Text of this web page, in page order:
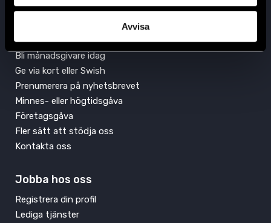
Avvisa
Bli månadsgivare idag
Ge via kort eller Swish
Prenumerera på nyhetsbrevet
Minnes- eller högtidsgåva
Företagsgåva
Fler sätt att stödja oss
Kontakta oss
Jobba hos oss
Registrera din profil
Lediga tjänster